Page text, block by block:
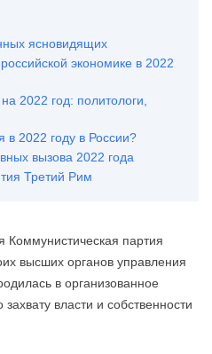
ясновидящих
экономике в 2022
2022 год: политологи,
2022 году в России?
вызова 2022 года
Третий Рим
Коммунистическая партия
высших органов управления
в организованное
власти и собственности